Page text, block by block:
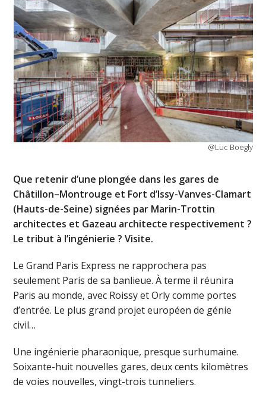
@Luc Boegly
Que retenir d’une plongée dans les gares de
Châtillon–Montrouge et Fort d’Issy-Vanves-Clamart
(Hauts-de-Seine) signées par Marin-Trottin
architectes et Gazeau architecte respectivement ?
Le tribut à l’ingénierie ? Visite.
Le Grand Paris Express ne rapprochera pas
seulement Paris de sa banlieue. À terme il réunira
Paris au monde, avec Roissy et Orly comme portes
d’entrée. Le plus grand projet européen de génie
civil…
Une ingénierie pharaonique, presque surhumaine.
Soixante-huit nouvelles gares, deux cents kilomètres
de voies nouvelles, vingt-trois tunneliers.